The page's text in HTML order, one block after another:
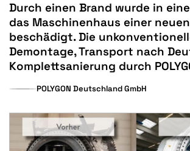
Durch einen Brand wurde in
das Maschinenhaus einer neuen
beschädigt. Die
Demontage, Transport nach
Komplettsanierung durch
POLYGON Deutschland GmbH